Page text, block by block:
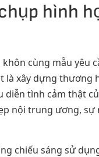
hình
cùng mẫu yêu
xây dựng
tình cảm thật
nội trung ương,
chiếu sáng sử